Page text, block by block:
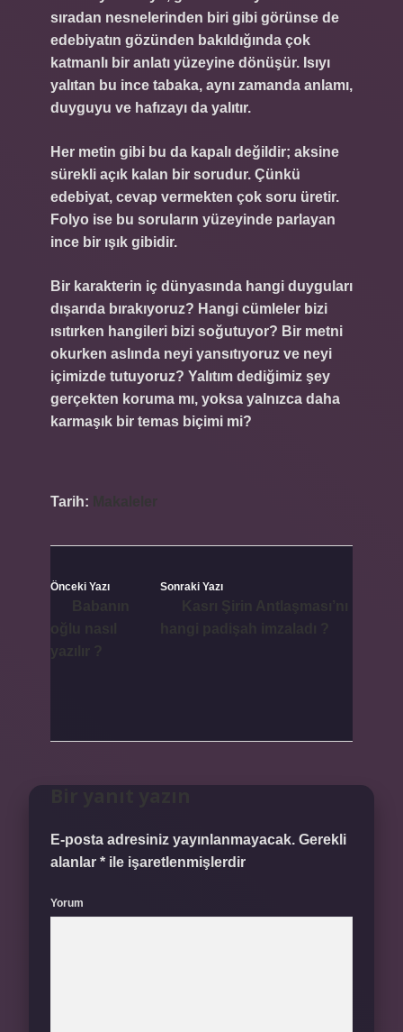
sıradan nesnelerinden biri gibi görünse de
edebiyatın gözünden bakıldığında çok
katmanlı bir anlatı yüzeyine dönüşür. Isıyı
yalıtan bu ince tabaka, aynı zamanda anlamı,
duyguyu ve hafızayı da yalıtır.
Her metin gibi bu da kapalı değildir; aksine
sürekli açık kalan bir sorudur. Çünkü
edebiyat, cevap vermekten çok soru üretir.
Folyo ise bu soruların yüzeyinde parlayan
ince bir ışık gibidir.
Bir karakterin iç dünyasında hangi duyguları
dışarıda bırakıyoruz? Hangi cümleler bizi
ısıtırken hangileri bizi soğutuyor? Bir metni
okurken aslında neyi yansıtıyoruz ve neyi
içimizde tutuyoruz? Yalıtım dediğimiz şey
gerçekten koruma mı, yoksa yalnızca daha
karmaşık bir temas biçimi mi?
Tarih:
Önceki Yazı Sonraki Yazı
E-posta adresiniz yayınlanmayacak. Gerekli
alanlar * ile işaretlenmişlerdir
Yorum